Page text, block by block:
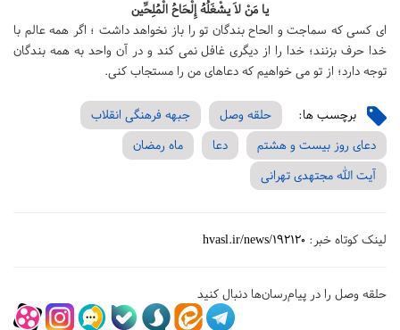
یا مَنْ لاَ یشْغَلُهُ إِلْحَاحُ الْمُلِحِّین
ای کسی که سماجت و الحاح بندگان تو را باز نخواهد داشت ؛ اگر همه عالم با
خدا حرف بزنند؛ خدا را از دیگری غافل نمی کند و در آن واحد به همه بندگان
توجه دارد؛ از تو می خواهیم که دعاهای من را مستجاب کنی.
برچسب ها: حلقه وصل
جبهه فرهنگی انقلاب
دعای روز بیست و هشتم
دعا
ماه رمضان
آیت الله مجتهدی تهرانی
لینک کوتاه خبر: hvasl.ir/news/192120
حلقه وصل را در پیام‌رسان‌ها دنبال کنید